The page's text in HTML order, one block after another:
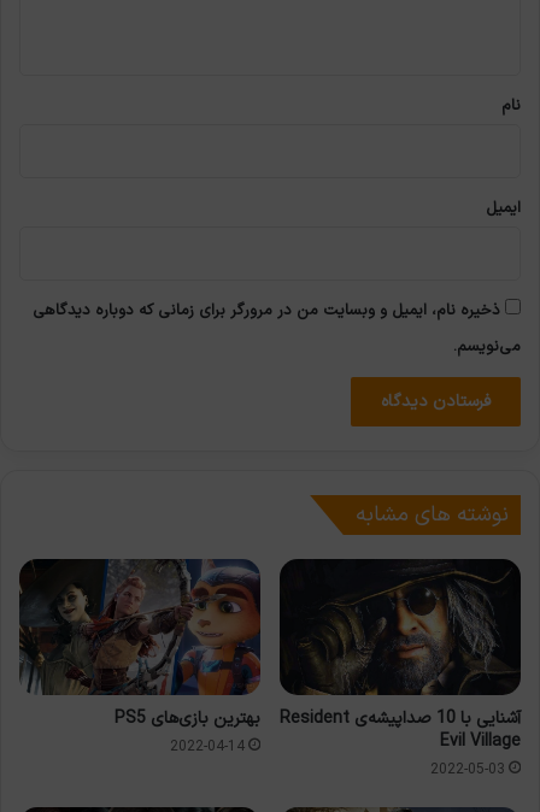
نام
ایمیل
ذخیره نام، ایمیل و وبسایت من در مرورگر برای زمانی که دوباره دیدگاهی
می‌نویسم.
نوشته های مشابه
آشنایی با 10 صداپیشه‌ی Resident
Evil Village
2022-05-03
بهترین بازی‌های PS5
2022-04-14